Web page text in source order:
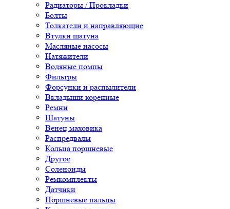
Радиаторы / Прокладки
Болты
Толкатели и направляющие
Втулки шатуна
Масляные насосы
Натяжители
Водяные помпы
Фильтры
Форсунки и распылители
Вкладыши коренные
Ремни
Шатуны
Венец маховика
Распредвалы
Кольца поршневые
Другое
Соленоиды
Ремкомплекты
Датчики
Поршневые пальцы